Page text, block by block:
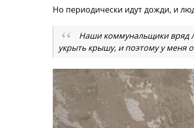
Но периодически идут дожди, и
Наши коммунальщики вряд
укрыть крышу, и поэтому у меня